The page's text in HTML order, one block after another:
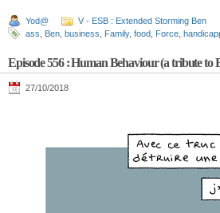
Yod@
V - ESB : Extended Storming Ben
ass
Ben business Family, food Force
Episode 556 : Human Behaviour (a tribute to
27/10/2018